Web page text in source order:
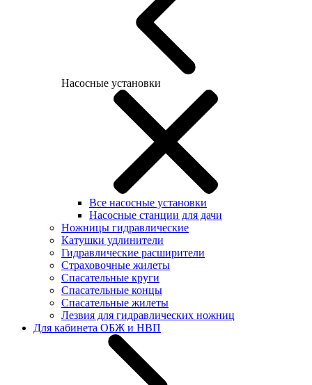
Насосные установки
Все насосные установки
Насосные станции для дачи
Ножницы гидравлические
Катушки удлинители
Гидравлические расширители
Страховочные жилеты
Спасательные круги
Спасательные концы
Спасательные жилеты
Лезвия для гидравлических ножниц
Для кабинета ОБЖ и НВП